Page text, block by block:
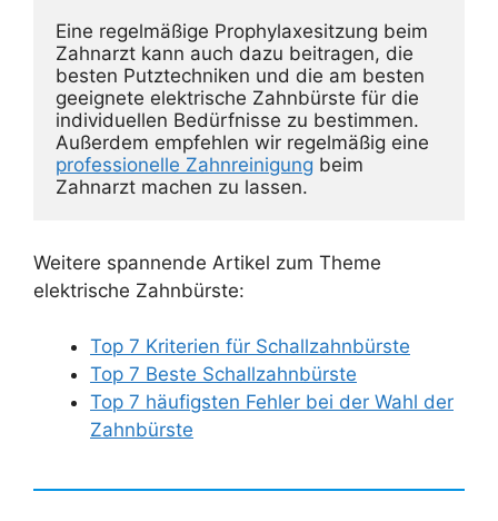
Eine regelmäßige Prophylaxesitzung beim
Zahnarzt kann auch dazu beitragen, die
besten Putztechniken und die am besten
geeignete elektrische Zahnbürste für die
individuellen Bedürfnisse zu bestimmen.
professionelle Zahnreinigung beim
Zahnarzt machen zu lassen.
Weitere spannende Artikel zum Theme
elektrische Zahnbürste:
Top 7 Kriterien für Schallzahnbürste
Top 7 Beste Schallzahnbürste
Top 7 häufigsten Fehler bei der Wahl der
Zahnbürste